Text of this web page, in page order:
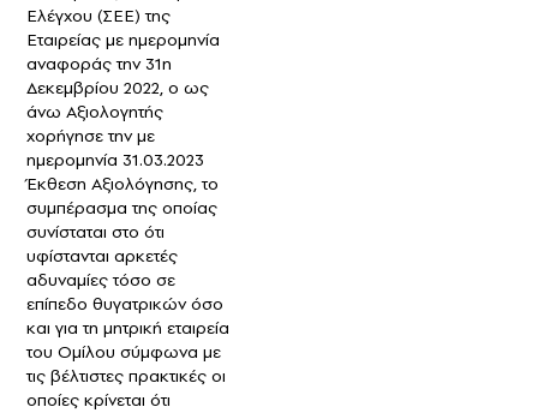
Ελέγχου (ΣΕΕ) της
Εταιρείας με ημερομηνία
αναφοράς την 31η
Δεκεμβρίου 2022, ο ως
άνω Αξιολογητής
χορήγησε την με
ημερομηνία 31.03.2023
Έκθεση Αξιολόγησης, το
συμπέρασμα της οποίας
συνίσταται στο ότι
υφίστανται αρκετές
αδυναμίες τόσο σε
επίπεδο θυγατρικών όσο
και για τη μητρική εταιρεία
του Ομίλου σύμφωνα με
τις βέλτιστες πρακτικές οι
οποίες κρίνεται ότι